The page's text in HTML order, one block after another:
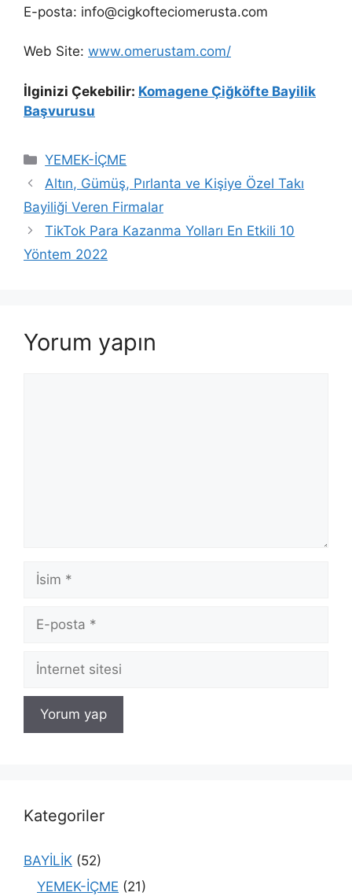
E-posta: info@cigkofteciomerusta.com
Web Site: www.omerustam.com/
İlginizi Çekebilir: Komagene Çiğköfte Bayilik
Başvurusu
Kategoriler
YEMEK-İÇME
Altın, Gümüş, Pırlanta ve Kişiye Özel Takı
Bayiliği Veren Firmalar
TikTok Para Kazanma Yolları En Etkili 10
Yöntem 2022
Yorum yapın
İsim
posta
İnternet
sitesi
Kategoriler
BAYİLİK (52)
YEMEK-İÇME (21)